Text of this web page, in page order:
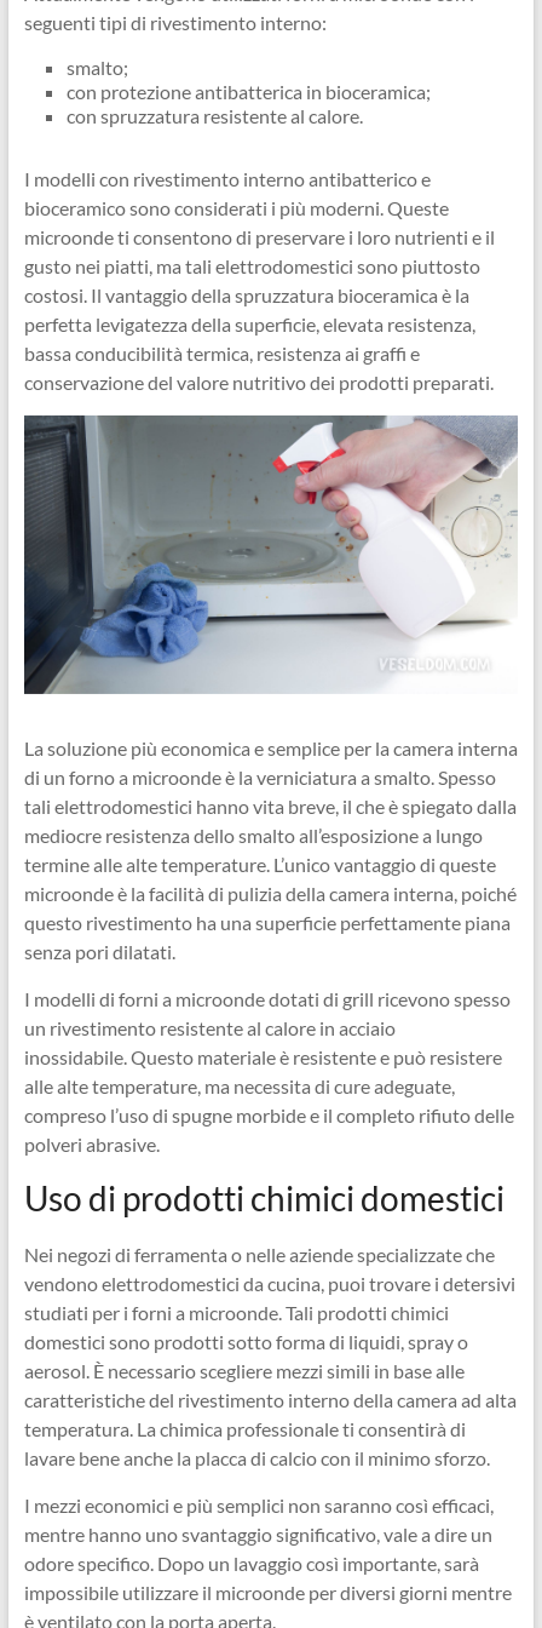
seguenti tipi di rivestimento interno:
smalto;
con protezione antibatterica in bioceramica;
con spruzzatura resistente al calore.
I modelli con rivestimento interno antibatterico e
bioceramico sono considerati i più moderni. Queste
microonde ti consentono di preservare i loro nutrienti e il
gusto nei piatti, ma tali elettrodomestici sono piuttosto
costosi. Il vantaggio della spruzzatura bioceramica è la
perfetta levigatezza della superficie, elevata resistenza,
bassa conducibilità termica, resistenza ai graffi e
conservazione del valore nutritivo dei prodotti preparati.
La soluzione più economica e semplice per la camera interna
di un forno a microonde è la verniciatura a smalto. Spesso
tali elettrodomestici hanno vita breve, il che è spiegato dalla
mediocre resistenza dello smalto all’esposizione a lungo
termine alle alte temperature. L’unico vantaggio di queste
microonde è la facilità di pulizia della camera interna, poiché
questo rivestimento ha una superficie perfettamente piana
senza pori dilatati.
I modelli di forni a microonde dotati di grill ricevono spesso
un rivestimento resistente al calore in acciaio
inossidabile. Questo materiale è resistente e può resistere
alle alte temperature, ma necessita di cure adeguate,
compreso l’uso di spugne morbide e il completo rifiuto delle
polveri abrasive.
Uso di prodotti chimici domestici
Nei negozi di ferramenta o nelle aziende specializzate che
vendono elettrodomestici da cucina, puoi trovare i detersivi
studiati per i forni a microonde. Tali prodotti chimici
domestici sono prodotti sotto forma di liquidi, spray o
aerosol. È necessario scegliere mezzi simili in base alle
caratteristiche del rivestimento interno della camera ad alta
temperatura. La chimica professionale ti consentirà di
lavare bene anche la placca di calcio con il minimo sforzo.
I mezzi economici e più semplici non saranno così efficaci,
mentre hanno uno svantaggio significativo, vale a dire un
odore specifico. Dopo un lavaggio così importante, sarà
impossibile utilizzare il microonde per diversi giorni mentre
è ventilato con la porta aperta.